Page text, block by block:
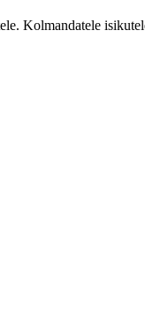
Kolmandatele